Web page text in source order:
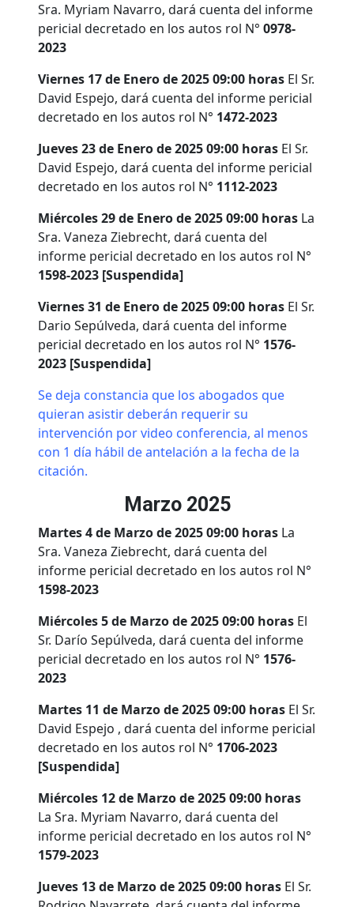
Sra. Myriam Navarro, dará cuenta del informe
pericial decretado en los autos rol N° 0978-
2023
Viernes 17 de Enero de 2025 09:00 horas El Sr.
David Espejo, dará cuenta del informe pericial
decretado en los autos rol N° 1472-2023
Jueves 23 de Enero de 2025 09:00 horas El Sr.
David Espejo, dará cuenta del informe pericial
decretado en los autos rol N° 1112-2023
Miércoles 29 de Enero de 2025 09:00 horas La
Sra. Vaneza Ziebrecht, dará cuenta del
informe pericial decretado en los autos rol N°
1598-2023 [Suspendida]
Viernes 31 de Enero de 2025 09:00 horas El Sr.
Dario Sepúlveda, dará cuenta del informe
pericial decretado en los autos rol N° 1576-
2023 [Suspendida]
Se deja constancia que los abogados que
quieran asistir deberán requerir su
intervención por video conferencia, al menos
con 1 día hábil de antelación a la fecha de la
citación.
Marzo 2025
Martes 4 de Marzo de 2025 09:00 horas La
Sra. Vaneza Ziebrecht, dará cuenta del
informe pericial decretado en los autos rol N°
1598-2023
Miércoles 5 de Marzo de 2025 09:00 horas El
Sr. Darío Sepúlveda, dará cuenta del informe
pericial decretado en los autos rol N° 1576-
2023
Martes 11 de Marzo de 2025 09:00 horas El Sr.
David Espejo , dará cuenta del informe pericial
decretado en los autos rol N° 1706-2023
[Suspendida]
Miércoles 12 de Marzo de 2025 09:00 horas
La Sra. Myriam Navarro, dará cuenta del
informe pericial decretado en los autos rol N°
1579-2023
Jueves 13 de Marzo de 2025 09:00 horas El Sr.